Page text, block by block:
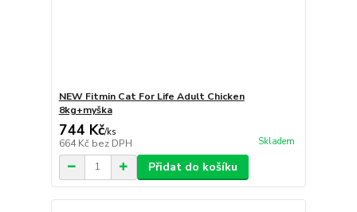
NEW Fitmin Cat For Life Adult Chicken
8kg+myška
744 Kč/ks
664 Kč bez DPH Skladem
Přidat do košíku